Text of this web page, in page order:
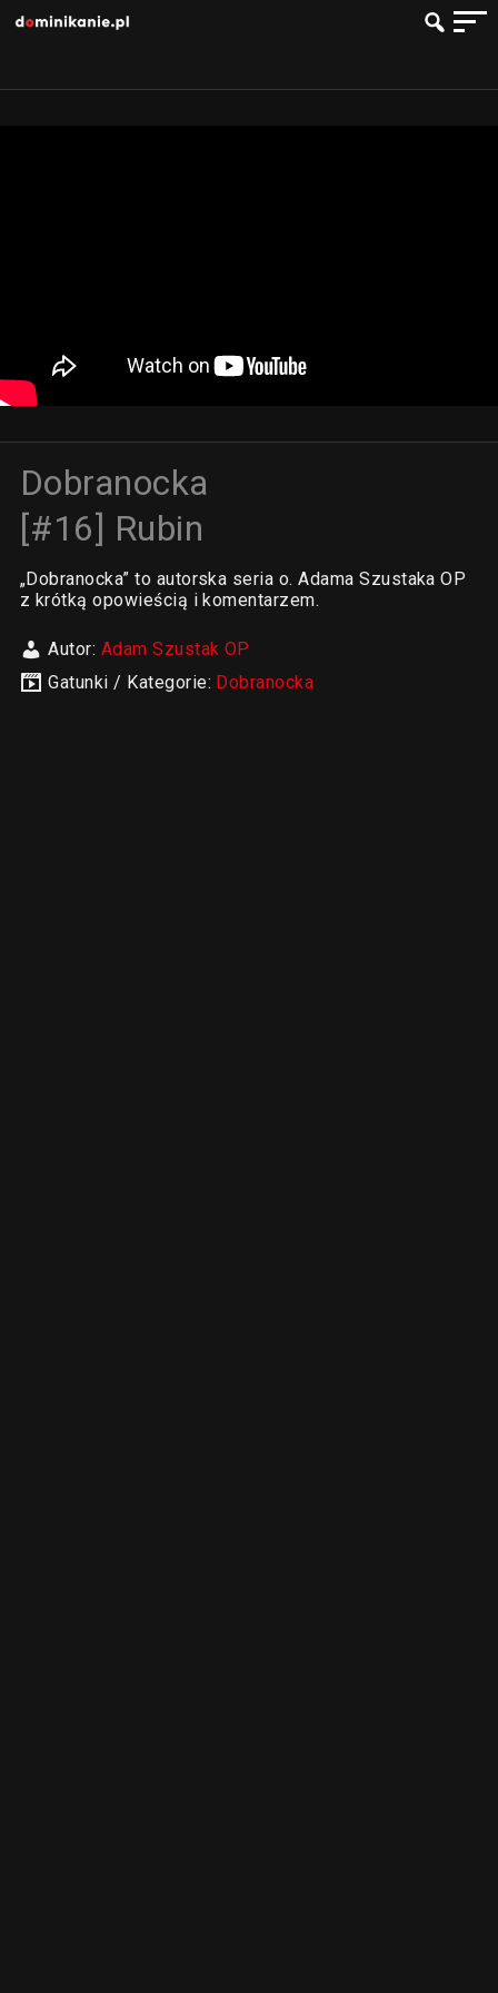
Dobranocka
[#16] Rubin
„Dobranocka” to autorska seria o. Adama Szustaka OP
z krótką opowieścią i komentarzem.
Autor: Adam Szustak OP
Gatunki / Kategorie: Dobranocka